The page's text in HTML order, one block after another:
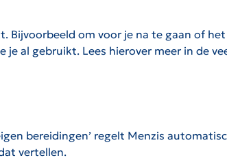
Bijvoorbeeld om voor je na te gaan of
al gebruikt. Lees hierover meer in de
bereidingen’ regelt Menzis
vertellen.